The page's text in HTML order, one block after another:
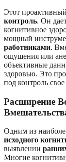
Этот
контроль. Он
когнитивное
мощный
работниками.
ощущения или
объективные
здоровью. Это
под контроль
Расширение
Одним из
исходного
выявлении
Многие